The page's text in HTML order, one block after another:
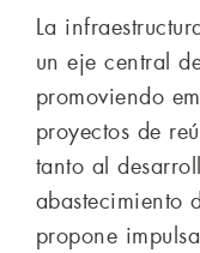
La
un eje central
promoviendo
proyectos de
tanto al
abastecimiento
propone